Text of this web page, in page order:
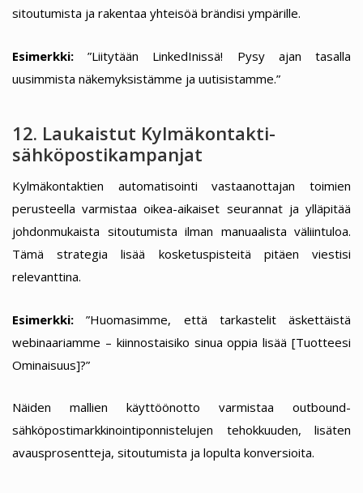
sitoutumista ja rakentaa yhteisöä brändisi ympärille.
Esimerkki: ”Liitytään LinkedInissä! Pysy ajan tasalla
uusimmista näkemyksistämme ja uutisistamme.”
12. Laukaistut Kylmäkontakti-
sähköpostikampanjat
Kylmäkontaktien automatisointi vastaanottajan toimien
perusteella varmistaa oikea-aikaiset seurannat ja ylläpitää
johdonmukaista sitoutumista ilman manuaalista väliintuloa.
Tämä strategia lisää kosketuspisteitä pitäen viestisi
relevanttina.
Esimerkki: ”Huomasimme, että tarkastelit äskettäistä
webinaariamme – kiinnostaisiko sinua oppia lisää [Tuotteesi
Ominaisuus]?”
Näiden mallien käyttöönotto varmistaa outbound-
sähköpostimarkkinointiponnistelujen tehokkuuden, lisäten
avausprosentteja, sitoutumista ja lopulta konversioita.